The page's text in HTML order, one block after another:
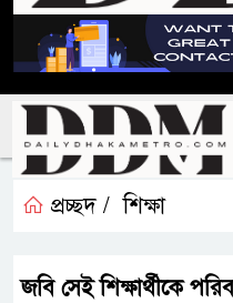
প্রচ্ছদ / শিক্ষা
জবি সেই শিক্ষার্থীকে